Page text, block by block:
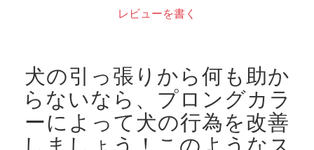
レビューを書く
犬の引っ張りから何も助か
らないなら、プロングカラ
ーによって犬の行為を改善
しましょう！ このようなス